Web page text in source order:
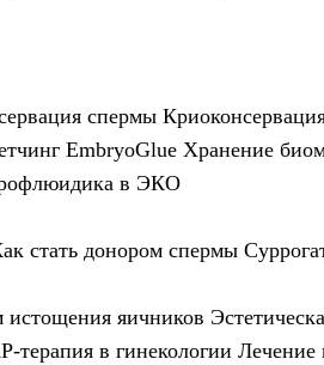
спермы
EmbryoGlue Хранение
в ЭКО
стать донором спермы
яичников
терапия в гинекологии Лечение